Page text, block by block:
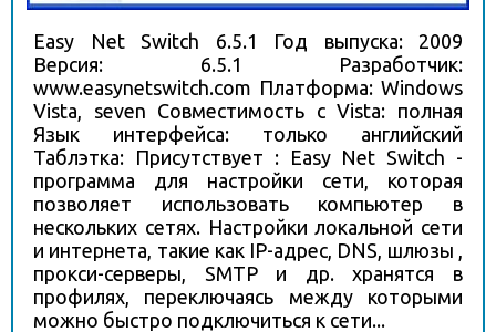
Easy Net Switch 6.5.1 Год выпуска: 2009
Версия: 6.5.1 Разработчик:
www.easynetswitch.com Платформа: Windows
Vista, seven Совместимость с Vista: полная
Язык интерфейса: только английский
Таблэтка: Присутствует : Easy Net Switch -
программa для настройки сети, которая
позволяет использовать компьютер в
нескольких сетях. Настройки локальной сети
и интернета, такие как IP-адрес, DNS, шлюзы ,
прокси-серверы, SMTP и др. хранятся в
профилях, переключаясь между которыми
можно быстро подключиться к сети...